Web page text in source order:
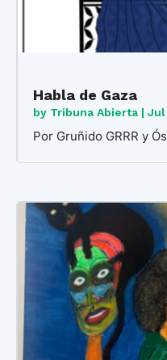
Habla de Gaza
by Tribuna Abierta | Jul
Por Gruñido GRRR y